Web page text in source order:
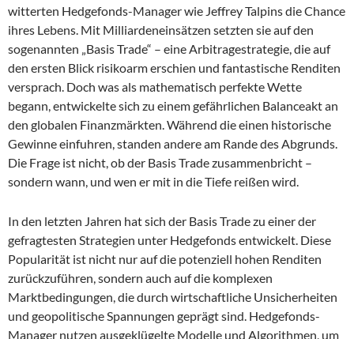
witterten Hedgefonds-Manager wie Jeffrey Talpins die Chance
ihres Lebens. Mit Milliardeneinsätzen setzten sie auf den
sogenannten „Basis Trade“ – eine Arbitragestrategie, die auf
den ersten Blick risikoarm erschien und fantastische Renditen
versprach. Doch was als mathematisch perfekte Wette
begann, entwickelte sich zu einem gefährlichen Balanceakt an
den globalen Finanzmärkten. Während die einen historische
Gewinne einfuhren, standen andere am Rande des Abgrunds.
Die Frage ist nicht, ob der Basis Trade zusammenbricht –
sondern wann, und wen er mit in die Tiefe reißen wird.
In den letzten Jahren hat sich der Basis Trade zu einer der
gefragtesten Strategien unter Hedgefonds entwickelt. Diese
Popularität ist nicht nur auf die potenziell hohen Renditen
zurückzuführen, sondern auch auf die komplexen
Marktbedingungen, die durch wirtschaftliche Unsicherheiten
und geopolitische Spannungen geprägt sind. Hedgefonds-
Manager nutzen ausgeklügelte Modelle und Algorithmen, um